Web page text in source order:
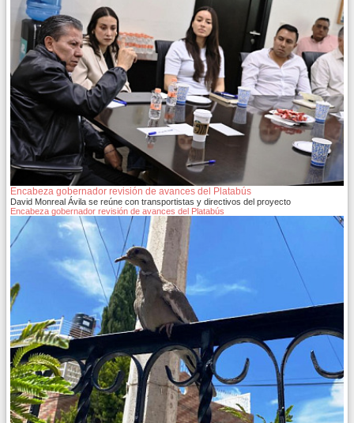
Encabeza gobernador revisión de avances del Platabús
David Monreal Ávila se reúne con transportistas y directivos del proyecto
Encabeza gobernador revisión de avances del Platabús